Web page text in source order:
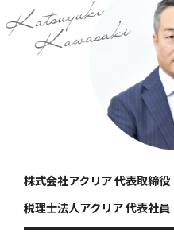
株式会社アクリア 代表取締役
税理士法人アクリア 代表社員